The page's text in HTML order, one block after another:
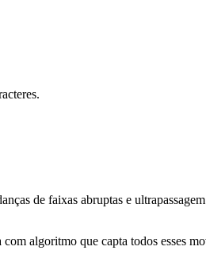
de faixas abruptas e
algoritmo que capta todos esses